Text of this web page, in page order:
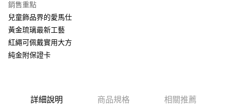
臺灣中小企業銀行
匯豐（台灣）商業銀行
聯邦商業銀行
元大商業銀行
玉山商業銀行
街口支付
悠遊付
Google Pay
相關說明
【大哥付你分期使用說明】
銷售重點
兒童飾品界的愛馬仕
黃金琉璃最新工藝
紅繩可佩戴實用大方
純金附保證卡
詳細說明 商品規格 相關推薦